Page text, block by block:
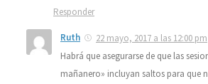
Responder
Ruth
22 mayo, 2017 a las 12:00 pm
Habrá que asegurarse de que las
mañanero» incluyan saltos para que